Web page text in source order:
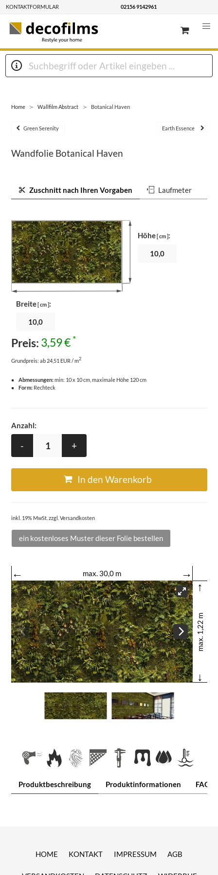
KONTAKTFORMULAR 02156 9142961
Home Wallfilm Abstract Botanical Haven
Green Serenity Earth Essence
Wandfolie Botanical Haven
Zuschnitt nach Ihren Vorgaben Laufmeter
Breite[ cm ]:
Höhe[ cm ]:
Preis: 3,59 € *
Grundpreis: ab 24,51 EUR / m2
Abmessungen:min: 10 x 10 cm, maximale Höhe 120 cm
Form:Rechteck
Anzahl:
- +
In den Warenkorb
inkl. 19% MwSt. zzgl. Versandkosten
ein kostenloses Muster dieser Folie bestellen
← max. 30,0 m
→
↑
max. 1,22 m
↓
Produktbeschreibung Produktinformationen FAQ
HOME KONTAKT IMPRESSUM AGB